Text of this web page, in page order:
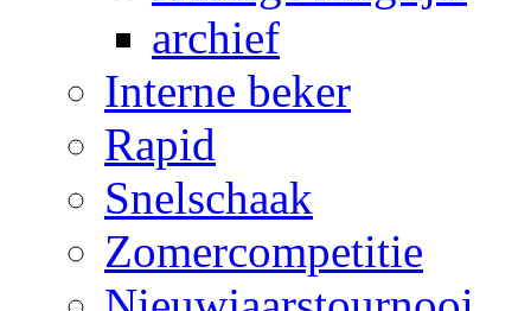
archief
Interne beker
Rapid
Snelschaak
Zomercompetitie